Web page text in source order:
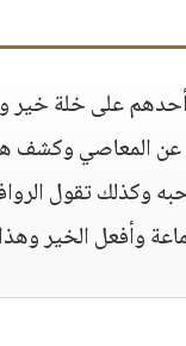
على خلة خير
المعاصي وكشف
تقول
وأفعل الخير